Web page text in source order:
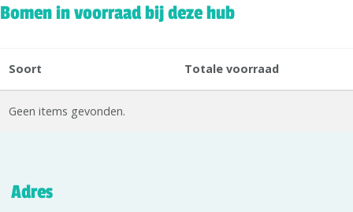
Bomen in voorraad bij deze hub
Soort Totale voorraad
Geen items gevonden.
Adres